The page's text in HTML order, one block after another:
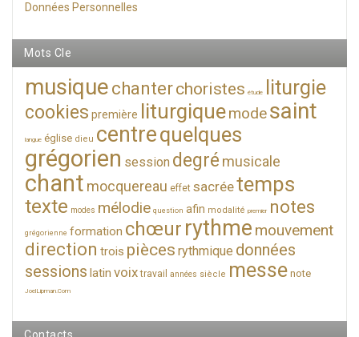
Données Personnelles
Mots Cle
musique chanterchoristes étude liturgie
cookies première liturgiquemodesaint
langue église dieu centrequelques
grégorien session degré musicale
chant mocquereau effet sacréetemps
texte modes mélodie question afin modalité premier notes
grégorienne formation chœur rythme mouvement
direction trois pièces rythmique données
sessions latin voix travail années siècle messe note
JoelLipman.Com